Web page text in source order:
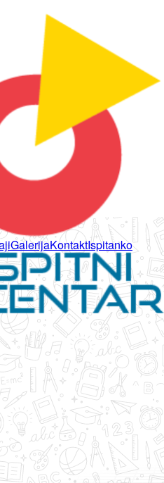
GalerijaKontaktIspitanko